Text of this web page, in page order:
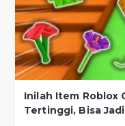
Inilah Item Roblox
Tertinggi, Bisa